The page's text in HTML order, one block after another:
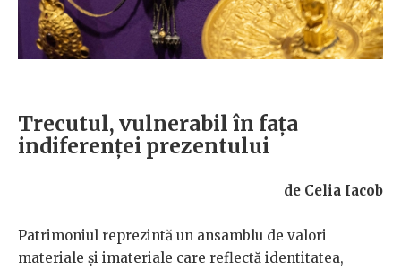
Trecutul, vulnerabil în fața
indiferenței prezentului
de Celia Iacob
Patrimoniul reprezintă un ansamblu de valori
materiale și imateriale care reflectă identitatea,